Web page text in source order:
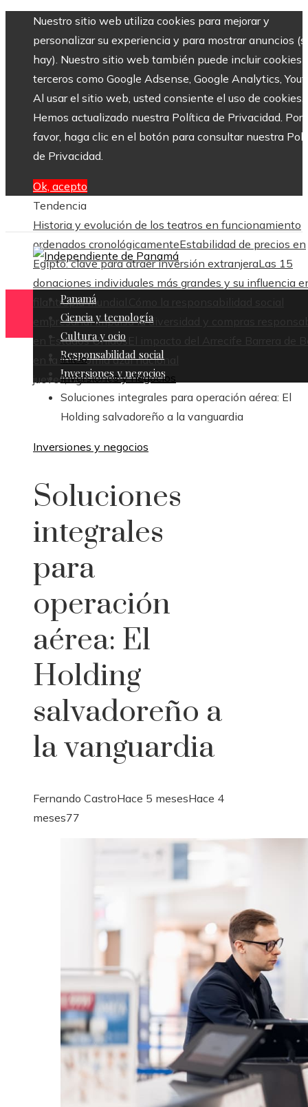
Nuestro sitio web utiliza cookies para mejorar y
personalizar su experiencia y para mostrar anuncios
hay). Nuestro sitio web también puede incluir cookies
terceros como Google Adsense, Google Analytics,
Al usar el sitio web, usted consiente el uso de cookies.
Hemos actualizado nuestra Política de Privacidad. Por
favor, haga clic en el botón para consultar nuestra
de Privacidad.
Ok, acepto
Tendencia
Historia y evolución de los teatros en funcionamiento
ordenados cronológicamenteEstabilidad de precios en
Egipto: clave para atraer inversión extranjeraLas 15
donaciones individuales más grandes y su influencia
filantropía mundial. Cómo la responsabilidad social
empresarial impulsa la diversidad y compras
en Estados Unidos El impacto del Arrecife Barrera de
en la economía azul nacional
jueves, agosto 6
Panamá
Ciencia y tecnología
Cultura y ocio
Responsabilidad social
Inversiones y negocios
Inicio
Inversiones y negocios
Soluciones integrales para operación aérea: El
Holding salvadoreño a la vanguardia
Inversiones y negocios
Soluciones
integrales
para
operación
aérea: El
Holding
salvadoreño a
la vanguardia
Fernando CastroHace 5 mesesHace 4
meses77